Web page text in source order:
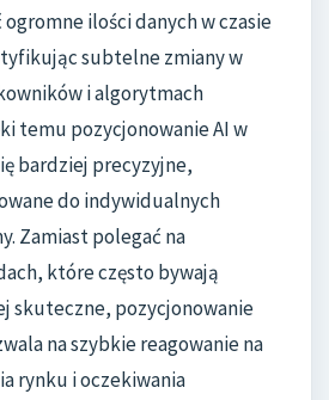
ilości danych w czasie
subtelne zmiany w
i algorytmach
temu pozycjonowanie AI w
bardziej precyzyjne,
do indywidualnych
Zamiast polegać na
które często bywają
skuteczne, pozycjonowanie
na szybkie reagowanie na
rynku i oczekiwania